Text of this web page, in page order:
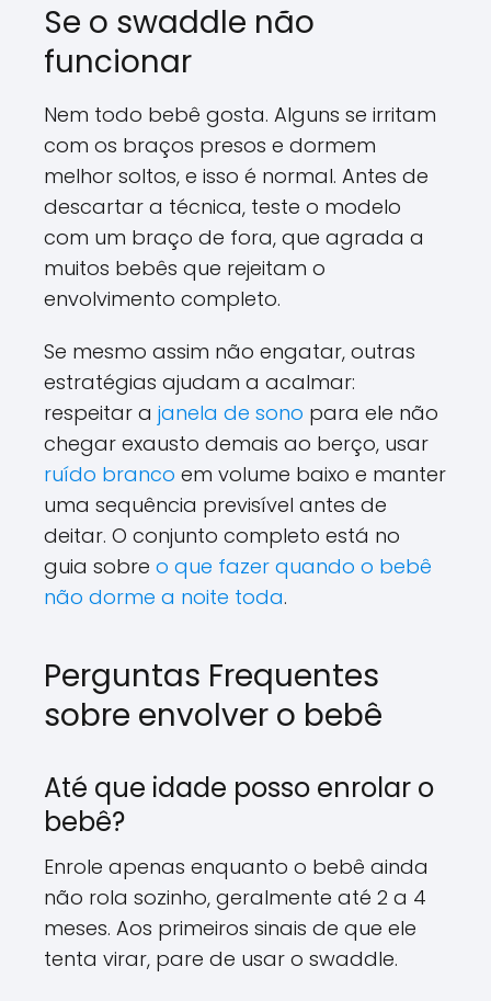
Se o swaddle não
funcionar
Nem todo bebê gosta. Alguns se irritam
com os braços presos e dormem
melhor soltos, e isso é normal. Antes de
descartar a técnica, teste o modelo
com um braço de fora, que agrada a
muitos bebês que rejeitam o
envolvimento completo.
Se mesmo assim não engatar, outras
estratégias ajudam a acalmar:
respeitar a janela de sono para ele não
chegar exausto demais ao berço, usar
ruído branco em volume baixo e manter
uma sequência previsível antes de
deitar. O conjunto completo está no
guia sobre o que fazer quando o bebê
não dorme a noite toda.
Perguntas Frequentes
sobre envolver o bebê
Até que idade posso enrolar o
bebê?
Enrole apenas enquanto o bebê ainda
não rola sozinho, geralmente até 2 a 4
meses. Aos primeiros sinais de que ele
tenta virar, pare de usar o swaddle.